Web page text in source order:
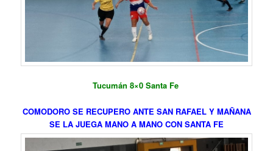
Tucumán 8×0 Santa Fe
COMODORO SE RECUPERO ANTE SAN RAFAEL Y MAÑANA
SE LA JUEGA MANO A MANO CON SANTA FE